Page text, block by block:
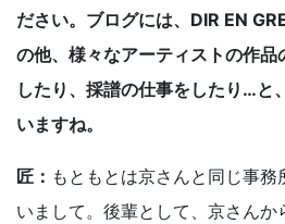
ださい。ブログには、DIR EN
の他、様々なアーティストの作品
したり、採譜の仕事をしたり…と
いますね。
匠： もともとは京さんと同じ事
いまして。後輩として、京さんか